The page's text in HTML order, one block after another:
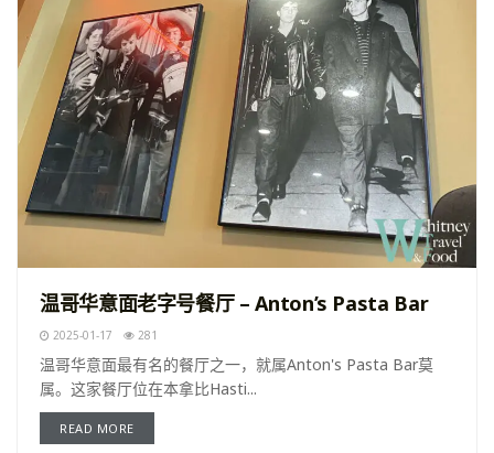
温哥华意面老字号餐厅 – Anton’s Pasta Bar
2025-01-17 281
温哥华意面最有名的餐厅之一，就属Anton's Pasta Bar莫
属。这家餐厅位在本拿比Hasti...
READ MORE